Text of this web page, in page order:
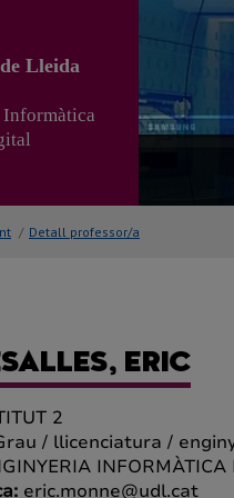
Lleida
/ Detall professor/a